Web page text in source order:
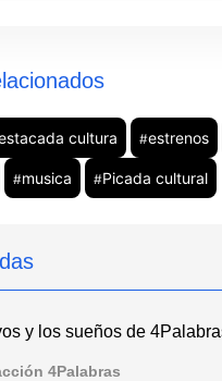
cultura #estrenos
#musica #Picada cultural
y los sueños de
4Palabras